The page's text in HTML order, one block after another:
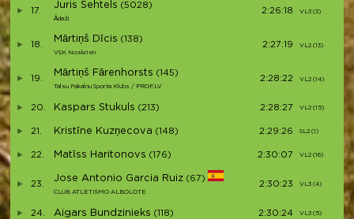
17.
Juris Šehtels (5028)
Ādaži
2:26:18 VL3 (3)
18.
Mārtiņš Dīcis (138)
VSK Noskrien
2:27:19 VL2 (13)
19.
Mārtiņš Fārenhorsts (145)
Talsu Pakalnu Sporta Klubs / PROF.LV
2:28:22 VL2 (14)
20. Kaspars Stukuls (213) 2:28:27 VL2 (15)
21. Kristīne Kuzņecova (148) 2:29:26 SL2 (1)
22. Matīss Haritonovs (176) 2:30:07 VL2 (16)
23.
Jose Antonio Garcia Ruiz (67)
CLUB ATLETISMO ALBOLOTE
2:30:23 VL3 (4)
24. Aigars Bundzinieks (118) 2:30:24 VL3 (5)